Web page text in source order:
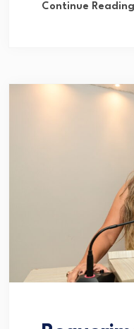
Continue Reading